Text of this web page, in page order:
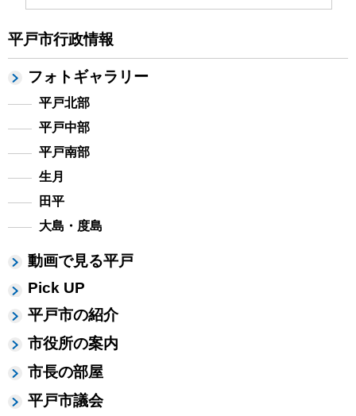
平戸市行政情報
フォトギャラリー
平戸北部
平戸中部
平戸南部
生月
田平
大島・度島
動画で見る平戸
Pick UP
平戸市の紹介
市役所の案内
市長の部屋
平戸市議会